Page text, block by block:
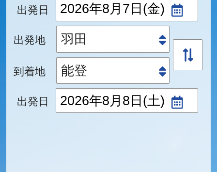
出発日
出発地
到着地
出発日